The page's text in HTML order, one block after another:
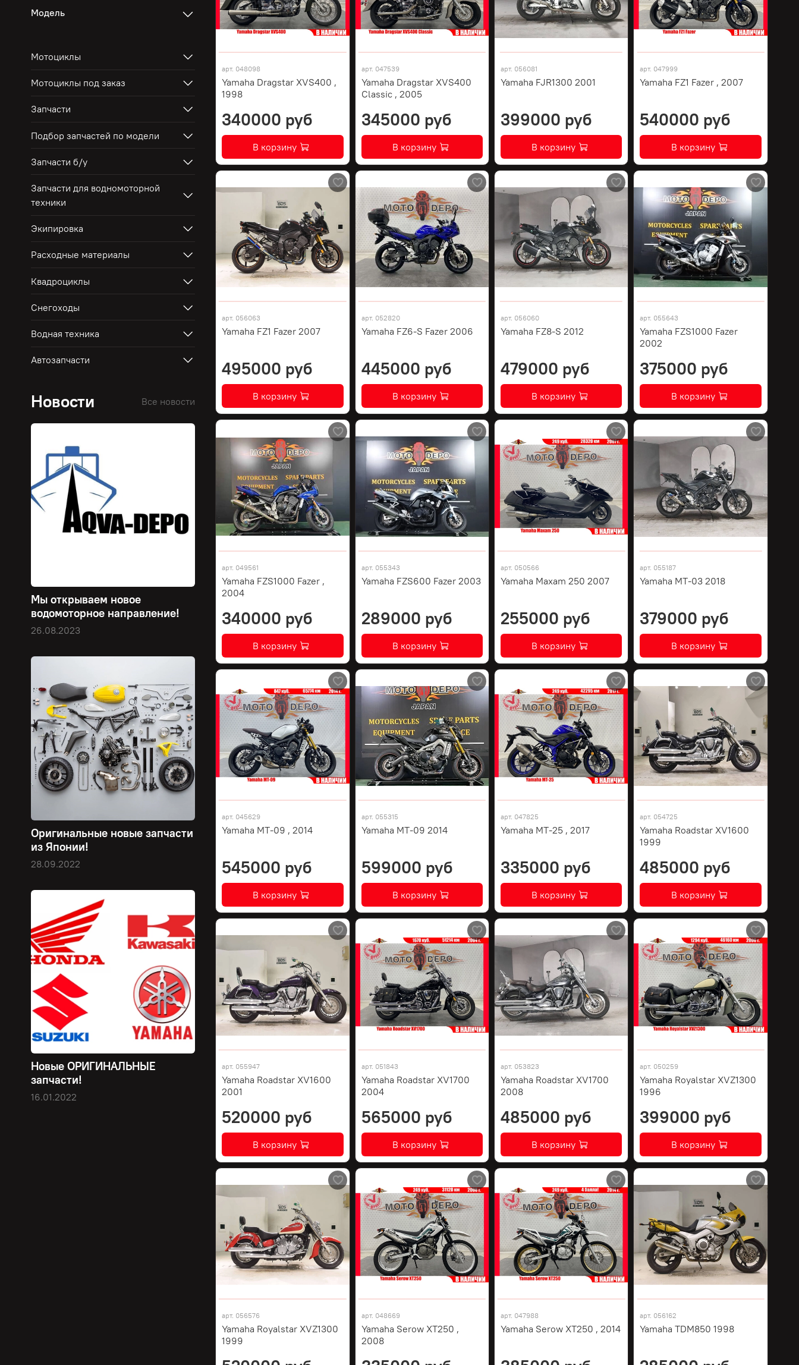
арт. 048098
Yamaha Dragstar XVS400 ,
1998
340000 руб
В корзину
арт. 047539
Yamaha Dragstar XVS400
Classic , 2005
345000 руб
В корзину
арт. 056081
Yamaha FJR1300 2001
399000 руб
В корзину
арт. 047999
Yamaha FZ1 Fazer , 2007
540000 руб
В корзину
арт. 056063
Yamaha FZ1 Fazer 2007
495000 руб
В корзину
арт. 052820
Yamaha FZ6-S Fazer 2006
445000 руб
В корзину
арт. 056060
Yamaha FZ8-S 2012
479000 руб
В корзину
арт. 055643
Yamaha FZS1000 Fazer
2002
375000 руб
В корзину
арт. 049561
Yamaha FZS1000 Fazer ,
2004
340000 руб
В корзину
арт. 055343
Yamaha FZS600 Fazer 2003
289000 руб
В корзину
арт. 050566
Yamaha Maxam 250 2007
255000 руб
В корзину
арт. 055187
Yamaha MT-03 2018
379000 руб
В корзину
арт. 045629
Yamaha MT-09 , 2014
545000 руб
В корзину
арт. 055315
Yamaha MT-09 2014
599000 руб
В корзину
арт. 047825
Yamaha MT-25 , 2017
335000 руб
В корзину
арт. 054725
Yamaha Roadstar XV1600
1999
485000 руб
В корзину
арт. 055947
Yamaha Roadstar XV1600
2001
520000 руб
В корзину
арт. 051843
Yamaha Roadstar XV1700
2004
565000 руб
В корзину
арт. 053823
Yamaha Roadstar XV1700
2008
485000 руб
В корзину
арт. 050259
Yamaha Royalstar XVZ1300
1996
399000 руб
В корзину
арт. 056576
Yamaha Royalstar XVZ1300
1999
арт. 048669
Yamaha Serow XT250 ,
2008
арт. 047988
Yamaha Serow XT250 , 2014
арт. 056162
Yamaha TDM850 1998
Модель
Мотоциклы
Мотоциклы под заказ
Запчасти
Подбор запчастей по модели
Запчасти б/у
Запчасти для водномоторной
техники
Экипировка
Расходные материалы
Квадроциклы
Снегоходы
Водная техника
Автозапчасти
Новости Все новости
Мы открываем новое
водомоторное направление!
26.08.2023
Оригинальные новые запчасти
из Японии!
28.09.2022
Новые ОРИГИНАЛЬНЫЕ
запчасти!
16.01.2022